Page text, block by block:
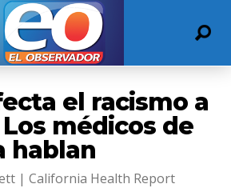
el racismo a
médicos de
hablan
| California Health Report